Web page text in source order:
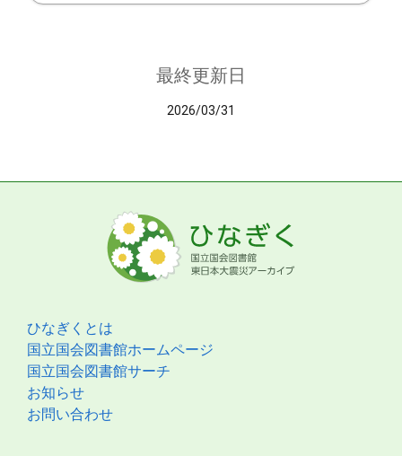
最終更新日
2026/03/31
ひなぎくとは
国立国会図書館ホームページ
国立国会図書館サーチ
お知らせ
お問い合わせ